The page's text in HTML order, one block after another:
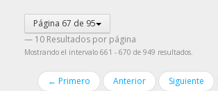
Página 67 de 95
— 10 Resultados por página
Mostrando el intervalo 661 - 670 de 949 resultados.
← Primero Anterior Siguiente